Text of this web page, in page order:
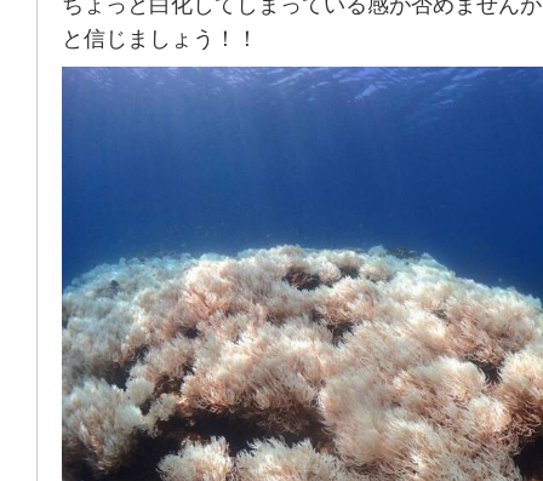
ちょっと白化してしまっている感が否めません
と信じましょう！！